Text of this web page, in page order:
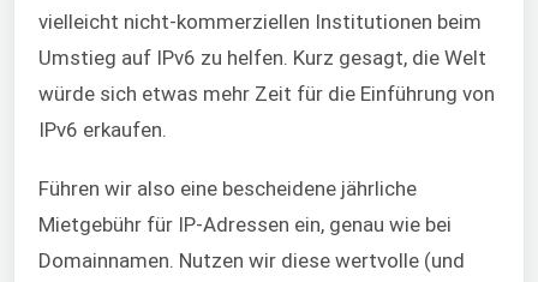
vielleicht nicht-kommerziellen Institutionen beim
Umstieg auf IPv6 zu helfen. Kurz gesagt, die Welt
würde sich etwas mehr Zeit für die Einführung von
IPv6 erkaufen.
Führen wir also eine bescheidene jährliche
Mietgebühr für IP-Adressen ein, genau wie bei
Domainnamen. Nutzen wir diese wertvolle (und